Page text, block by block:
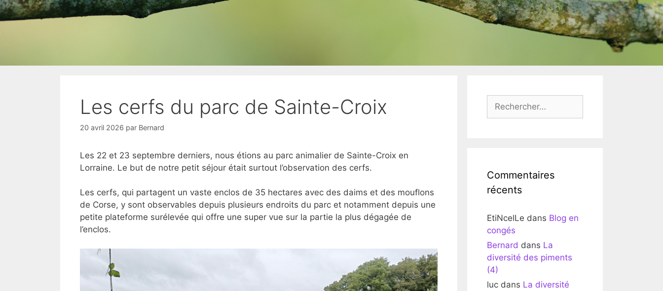
Les cerfs du parc de Sainte-Croix
20 avril 2026 par Bernard
Les 22 et 23 septembre derniers, nous étions au parc animalier de Sainte-Croix en
Lorraine. Le but de notre petit séjour était surtout l’observation des cerfs.
Les cerfs, qui partagent un vaste enclos de 35 hectares avec des daims et des mouflons
de Corse, y sont observables depuis plusieurs endroits du parc et notamment depuis une
petite plateforme surélevée qui offre une super vue sur la partie la plus dégagée de
l’enclos.
Commentaires
récents
EtiNcelLe dans Blog en
congés
Bernard dans La
diversité des piments
(4)
luc dans La diversité